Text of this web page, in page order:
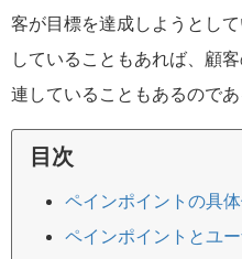
客が目標を達成しようとし
していることもあれば、顧
連していることもあるのであ
目次
ペインポイントの具
ペインポイントとユ